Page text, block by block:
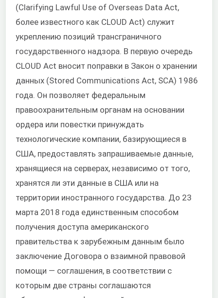
(Clarifying Lawful Use of Overseas Data Act,
более известного как CLOUD Act) служит
укреплению позиций трансграничного
государственного надзора. В первую очередь
CLOUD Act вносит поправки в Закон о хранении
данных (Stored Communications Act, SCA) 1986
года. Он позволяет федеральным
правоохранительным органам на основании
ордера или повестки принуждать
технологические компании, базирующиеся в
США, предоставлять запрашиваемые данные,
хранящиеся на серверах, независимо от того,
хранятся ли эти данные в США или на
территории иностранного государства. До 23
марта 2018 года единственным способом
получения доступа американского
правительства к зарубежным данным было
заключение Договора о взаимной правовой
помощи — соглашения, в соответствии с
которым две страны соглашаются